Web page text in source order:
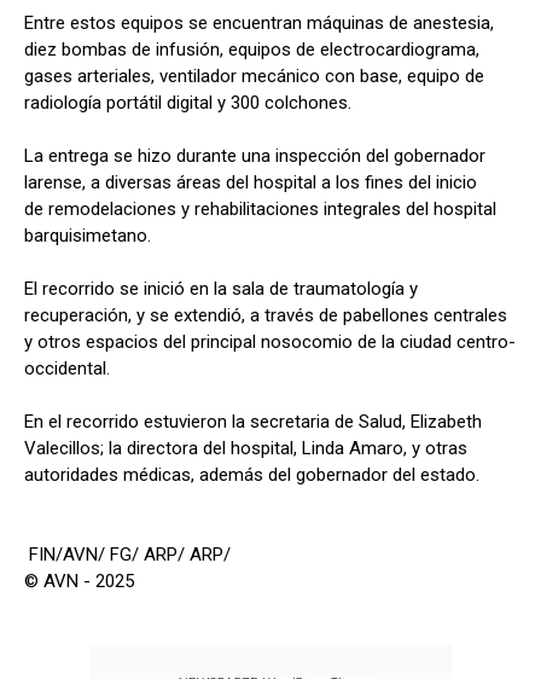
Entre estos equipos se encuentran máquinas de anestesia,
diez bombas de infusión, equipos de electrocardiograma,
gases arteriales, ventilador mecánico con base, equipo de
radiología portátil digital y 300 colchones.
La entrega se hizo durante una inspección del gobernador
larense, a diversas áreas del hospital a los fines del inicio
de remodelaciones y rehabilitaciones integrales del hospital
barquisimetano.
El recorrido se inició en la sala de traumatología y
recuperación, y se extendió, a través de pabellones centrales
y otros espacios del principal nosocomio de la ciudad centro-
occidental.
En el recorrido estuvieron la secretaria de Salud, Elizabeth
Valecillos; la directora del hospital, Linda Amaro, y otras
autoridades médicas, además del gobernador del estado.
FIN/AVN/ FG/ ARP/ ARP/
© AVN - 2025